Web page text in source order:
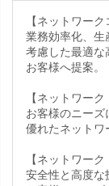
【ネットワー
業務効率化、生
考慮した最適な
お客様へ提案。
【ネットワー
お客様のニーズ
優れたネットワ
【ネットワー
安全性と高度な